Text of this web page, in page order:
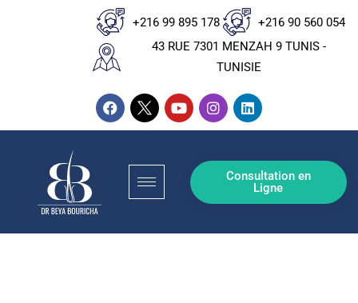
+216 99 895 178
+216 90 560 054
43 RUE 7301 MENZAH 9 TUNIS -
TUNISIE
Consultation en
Ligne